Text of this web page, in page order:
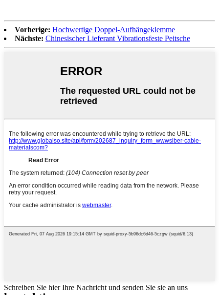
Vorherige: Hochwertige Doppel-Aufhängeklemme
Nächste: Chinesischer Lieferant Vibrationsfeste Peitsche
Schreiben Sie hier Ihre Nachricht und senden Sie sie an uns